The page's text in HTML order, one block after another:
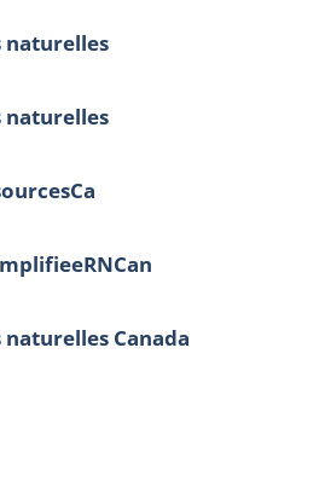
naturelles
naturelles
naturelles Canada